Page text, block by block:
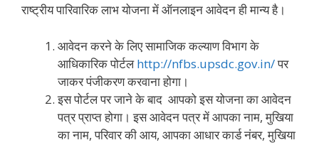
राष्ट्रीय पारिवारिक लाभ योजना में ऑनलाइन आवेदन ही मान्य है।
आवेदन करने के लिए सामाजिक कल्याण विभाग के
आधिकारिक पोर्टलhttp://nfbs.upsdc.gov.in/पर
जाकर पंजीकरण करवाना होगा।
इस पोर्टल पर जाने के बाद आपको इस योजना का आवेदन
पत्र प्राप्त होगा। इस आवेदन पत्र में आपका नाम, मुखिया
का नाम, परिवार की आय, आपका आधार कार्ड नंबर, मुखिया